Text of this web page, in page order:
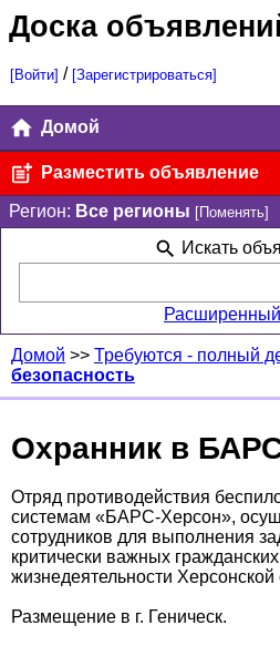
Доска
[Войти] / [Зарегистрироваться]
Домой
Разместить объявление
Регион: Все регионы [Поменять]
Искать
Домой >> Требуются - полный
безопасность
Охранник в
Отряд противодействия
системам «БАРС-Херсон»,
сотрудников для выполнения
критически важных
жизнедеятельности Херсонской
Размещение в г. Геническ.